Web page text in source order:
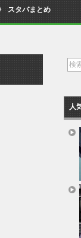
スタバまとめ
人